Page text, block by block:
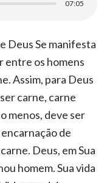
07:05
Deus Se manifesta
entre os homens
Assim, para Deus
carne, carne
menos, deve ser
de
Deus, em Sua
homem. Sua vida